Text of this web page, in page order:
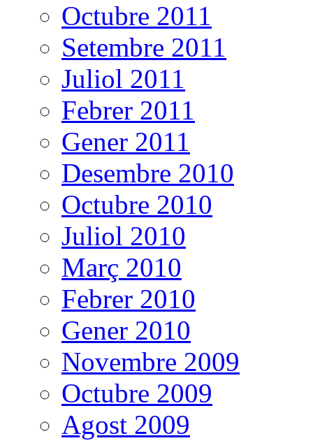
Octubre 2011
Setembre 2011
Juliol 2011
Febrer 2011
Gener 2011
Desembre 2010
Octubre 2010
Juliol 2010
Març 2010
Febrer 2010
Gener 2010
Novembre 2009
Octubre 2009
Agost 2009